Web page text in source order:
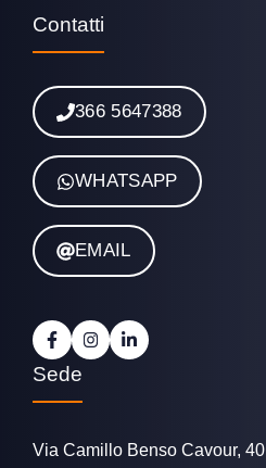
Contatti
366 5647388
WHATSAPP
EMAIL
Sede
Via Camillo Benso Cavour, 40